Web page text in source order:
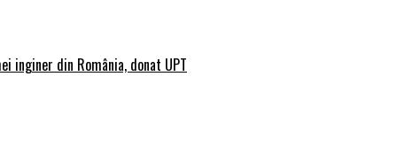
inginer din România, donat UPT